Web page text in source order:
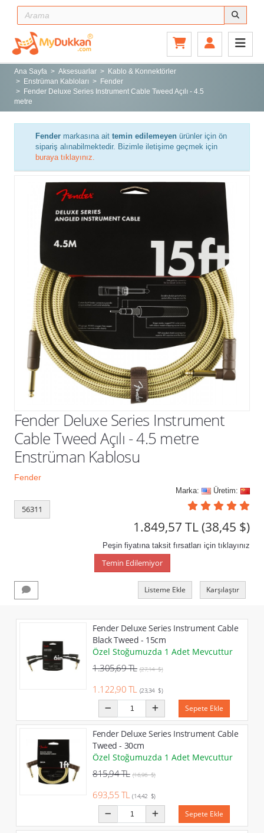
Ana Sayfa
Gitar ve Ekipmanları
Sahne ve Stüdyo
Aksesuarlar
Tuşlu Çalgılar
Vurmalı Çalgılar
Nefesli Çalgılar
Türk Müziği Enstrümanları
Yeni Gelenler
Kampanyalar
Ana Sayfa Aksesuarlar
Kablo & Konnektörler
Enstrüman Kabloları
Fender
Fender Deluxe Series Instrument Cable Tweed Açılı - 4.5
metre
Fender markasına ait temin edilemeyen ürünler için ön
sipariş alınabilmektedir. Bizimle iletişime geçmek için
buraya tıklayınız.
Fender Deluxe Series Instrument
Cable Tweed Açılı - 4.5 metre
Enstrüman Kablosu
Fender
Marka: Üretim:
56311
1.849,57 TL(38,45 $)
Peşin fiyatına taksit fırsatları için tıklayınız
Temin Edilemiyor
Listeme Ekle Karşılaştır
Fender Deluxe Series Instrument Cable
Black Tweed - 15cm
Özel Stoğumuzda 1 Adet Mevcuttur
1.305,69 TL (27,14 $)
1.122,90 TL (23,34 $)
Sepete Ekle
Fender Deluxe Series Instrument Cable
Tweed - 30cm
Özel Stoğumuzda 1 Adet Mevcuttur
815,94 TL (16,96 $)
693,55 TL(14,42 $)
Sepete Ekle